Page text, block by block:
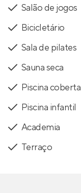
Salão de jogos
Bicicletário
Sala de pilates
Sauna seca
Piscina coberta
Piscina infantil
Academia
Terraço